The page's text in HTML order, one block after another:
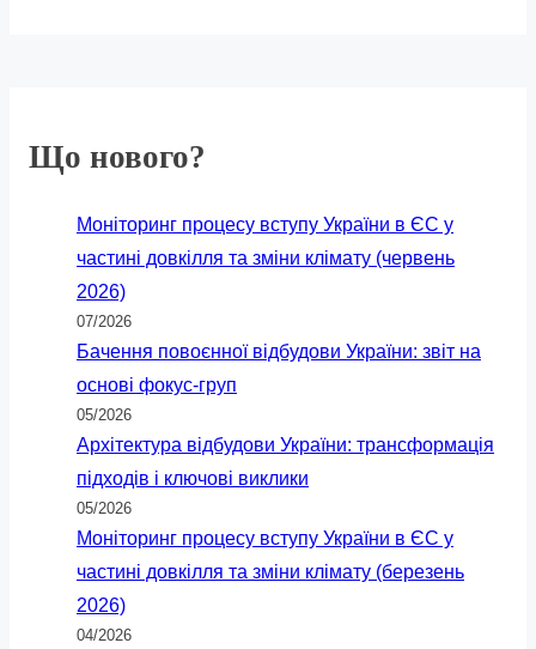
Що нового?
Моніторинг процесу вступу України в ЄС у
частині довкілля та зміни клімату (червень
2026)
07/2026
Бачення повоєнної відбудови України: звіт на
основі фокус-груп
05/2026
Архітектура відбудови України: трансформація
підходів і ключові виклики
05/2026
Моніторинг процесу вступу України в ЄС у
частині довкілля та зміни клімату (березень
2026)
04/2026